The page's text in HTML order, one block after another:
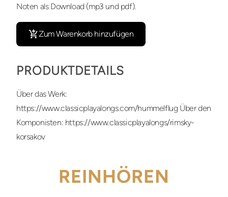
Noten als Download (mp3 und pdf).
Zum Warenkorb hinzufügen
PRODUKTDETAILS
Über das Werk:
https://www.classicplayalongs.com/hummelflug Über den
Komponisten: https://www.classicplayalongs/rimsky-
korsakov
REINHÖREN